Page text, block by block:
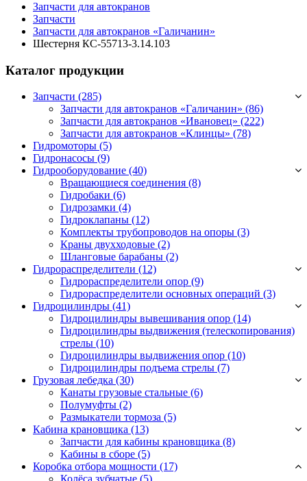
Запчасти для автокранов
Запчасти
Запчасти для автокранов «Галичанин»
Шестерня КС-55713-3.14.103
Каталог продукции
Запчасти (285)
Запчасти для автокранов «Галичанин» (86)
Запчасти для автокранов «Ивановец» (222)
Запчасти для автокранов «Клинцы» (78)
Гидромоторы (5)
Гидронасосы (9)
Гидрооборудование (40)
Вращающиеся соединения (8)
Гидробаки (6)
Гидрозамки (4)
Гидроклапаны (12)
Комплекты трубопроводов на опоры (3)
Краны двухходовые (2)
Шланговые барабаны (2)
Гидрораспределители (12)
Гидрораспределители опор (9)
Гидрораспределители основных операций (3)
Гидроцилиндры (41)
Гидроцилиндры вывешивания опор (14)
Гидроцилиндры выдвижения (телескопирования)
стрелы (10)
Гидроцилиндры выдвижения опор (10)
Гидроцилиндры подъема стрелы (7)
Грузовая лебедка (30)
Канаты грузовые стальные (6)
Полумуфты (2)
Размыкатели тормоза (5)
Кабина крановщика (13)
Запчасти для кабины крановщика (8)
Кабины в сборе (5)
Коробка отбора мощности (17)